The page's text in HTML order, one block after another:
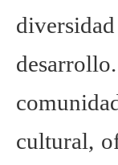
cultural,